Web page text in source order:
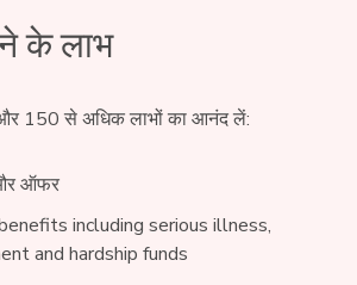
के लाभ
150 से अधिक लाभों का आनंद लें:
ऑफर
including serious illness,
and hardship funds